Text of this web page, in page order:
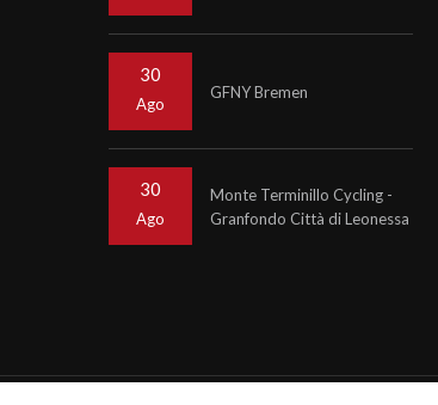
30
Ago
GFNY Bremen
30
Ago
Monte Terminillo Cycling -
Granfondo Città di Leonessa